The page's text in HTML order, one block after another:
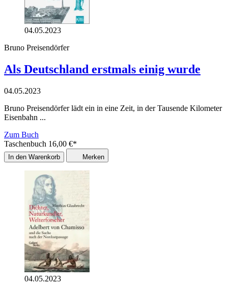
04.05.2023
Bruno Preisendörfer
Als Deutschland erstmals einig wurde
04.05.2023
Bruno Preisendörfer lädt ein in eine Zeit, in der Tausende Kilometer
Eisenbahn ...
Zum Buch
Taschenbuch 16,00 €*
In den Warenkorb Merken
04.05.2023